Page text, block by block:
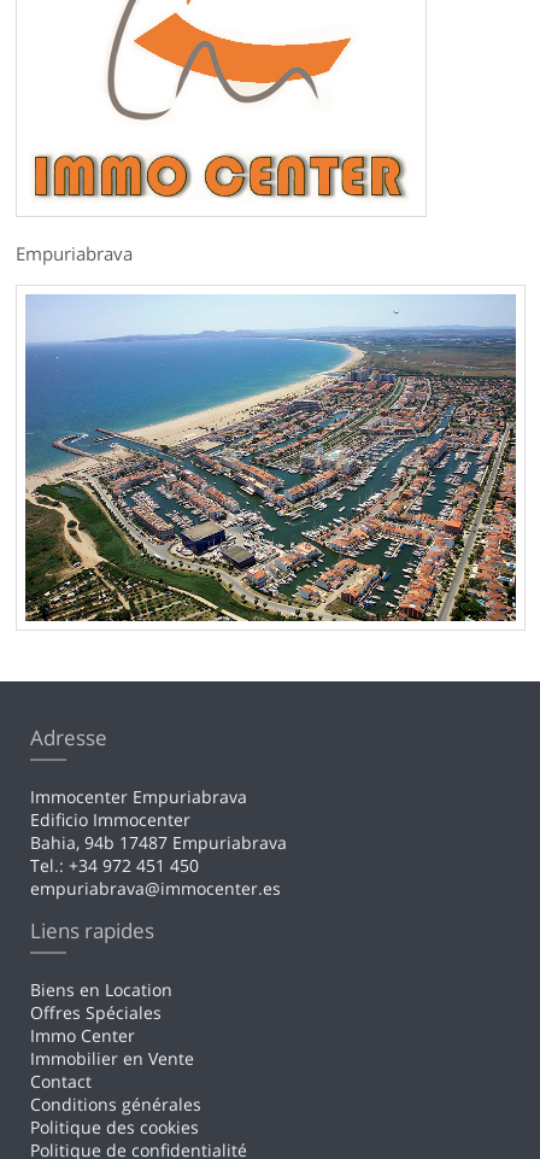
Empuriabrava
Adresse
Immocenter Empuriabrava
Edificio Immocenter
Bahia, 94b 17487 Empuriabrava
Tel.: +34 972 451 450
empuriabrava@immocenter.es
Liens rapides
Biens en Location
Offres Spéciales
Immo Center
Immobilier en Vente
Contact
Conditions générales
Politique des cookies
Politique de confidentialité